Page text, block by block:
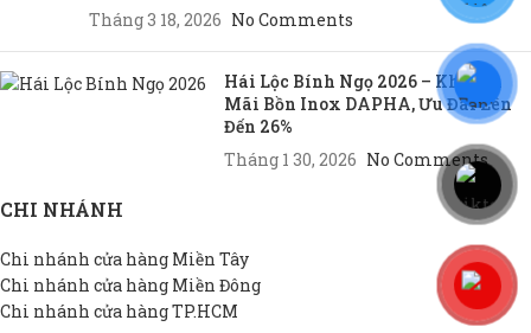
Tháng 3 18, 2026 No Comments
Hái Lộc Bính Ngọ 2026 – Khuyến
Mãi Bồn Inox DAPHA, Ưu Đãi Lên
Đến 26%
Tháng 1 30, 2026 No Comments
CHI NHÁNH
Chi nhánh cửa hàng Miền Tây
Chi nhánh cửa hàng Miền Đông
Chi nhánh cửa hàng TP.HCM